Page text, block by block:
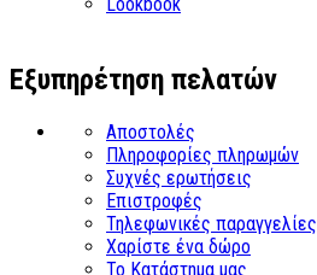
Lookbook
Εξυπηρέτηση πελατών
Αποστολές
Πληροφορίες πληρωμών
Συχνές ερωτήσεις
Επιστροφές
Τηλεφωνικές παραγγελίες
Χαρίστε ένα δώρο
Το Κατάστημα μας